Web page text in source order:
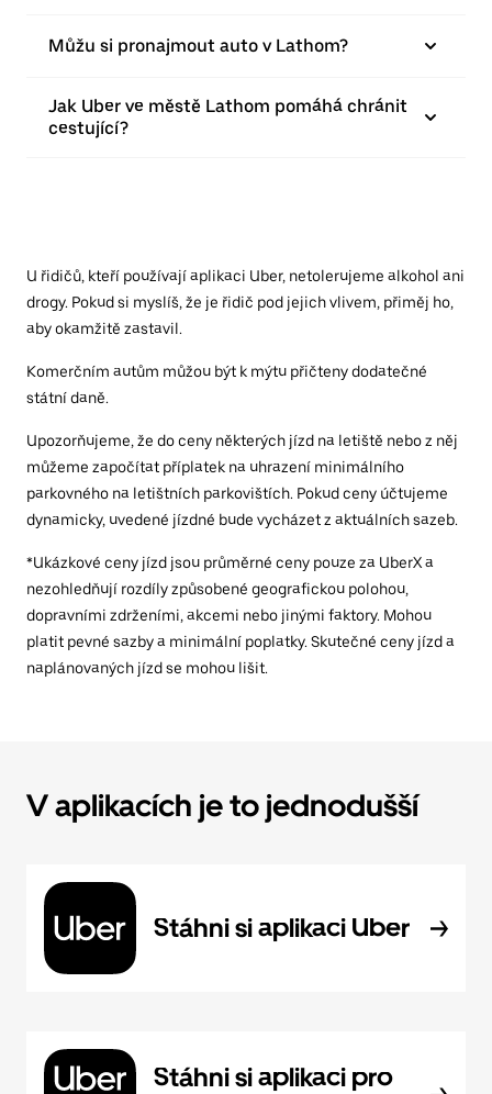
Můžu si pronajmout auto v Lathom?
Jak Uber ve městě Lathom pomáhá chránit
cestující?
U řidičů, kteří používají aplikaci Uber, netolerujeme alkohol ani
drogy. Pokud si myslíš, že je řidič pod jejich vlivem, přiměj ho,
aby okamžitě zastavil.
Komerčním autům můžou být k mýtu přičteny dodatečné
státní daně.
Upozorňujeme, že do ceny některých jízd na letiště nebo z něj
můžeme započítat příplatek na uhrazení minimálního
parkovného na letištních parkovištích. Pokud ceny účtujeme
dynamicky, uvedené jízdné bude vycházet z aktuálních sazeb.
*Ukázkové ceny jízd jsou průměrné ceny pouze za UberX a
nezohledňují rozdíly způsobené geografickou polohou,
dopravními zdrženími, akcemi nebo jinými faktory. Mohou
platit pevné sazby a minimální poplatky. Skutečné ceny jízd a
naplánovaných jízd se mohou lišit.
V aplikacích je to jednodušší
Stáhni si aplikaci Uber
Stáhni si aplikaci pro